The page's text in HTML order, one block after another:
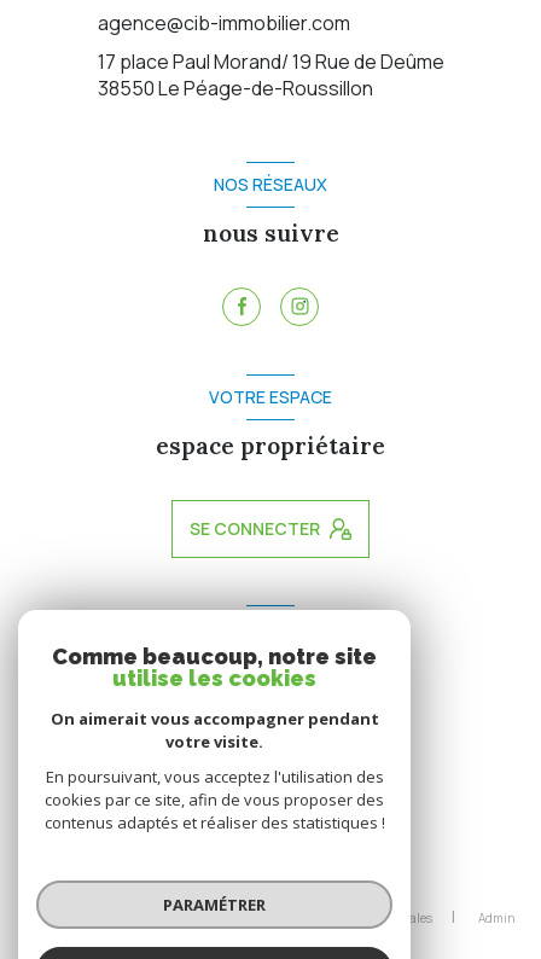
agence@cib-immobilier.com
17 place Paul Morand/ 19 Rue de Deûme
38550Le Péage-de-Roussillon
NOS RÉSEAUX
nous suivre
VOTRE ESPACE
espace propriétaire
SE CONNECTER
nous adhérons
© 2026 | Tous droits réservés
Mentions légales
Admin
Comme beaucoup, notre site
utilise les cookies
On aimerait vous accompagner pendant
votre visite.
En poursuivant, vous acceptez l'utilisation des
cookies par ce site, afin de vous proposer des
contenus adaptés et réaliser des statistiques !
PARAMÉTRER